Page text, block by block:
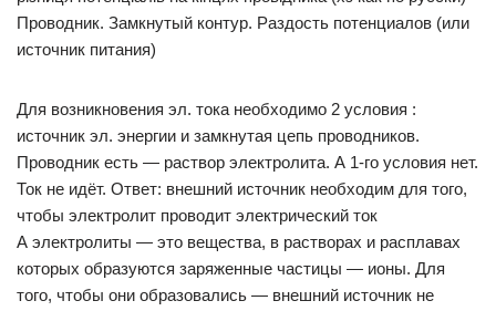
Проводник. Замкнутый контур. Раздость потенциалов (или
источник питания)
Для возникновения эл. тока необходимо 2 условия :
источник эл. энергии и замкнутая цепь проводников.
Проводник есть — раствор электролита. А 1-го условия нет.
Ток не идёт. Ответ: внешний источник необходим для того,
чтобы электролит проводит электрический ток
А электролиты — это вещества, в растворах и расплавах
которых образуются заряженные частицы — ионы. Для
того, чтобы они образовались — внешний источник не